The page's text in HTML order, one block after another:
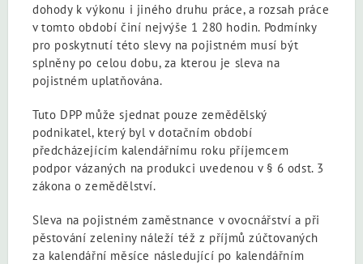
dohody k výkonu i jiného druhu práce, a rozsah práce
v tomto období činí nejvýše 1 280 hodin. Podmínky
pro poskytnutí této slevy na pojistném musí být
splněny po celou dobu, za kterou je sleva na
pojistném uplatňována.
Tuto DPP může sjednat pouze zemědělský
podnikatel, který byl v dotačním období
předcházejícím kalendářnímu roku příjemcem
podpor vázaných na produkci uvedenou v § 6 odst. 3
zákona o zemědělství.
Sleva na pojistném zaměstnance v ovocnářství a při
pěstování zeleniny náleží též z příjmů zúčtovaných
za kalendářní měsíce následující po kalendářním